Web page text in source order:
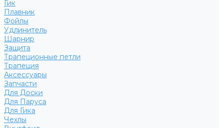
Гик
Плавник
Фойлы
Удлинитель
Шарнир
Защита
Трапеционные петли
Трапеция
Аксессуары
Запчасти
Для Доски
Для Паруса
Для Гика
Чехлы